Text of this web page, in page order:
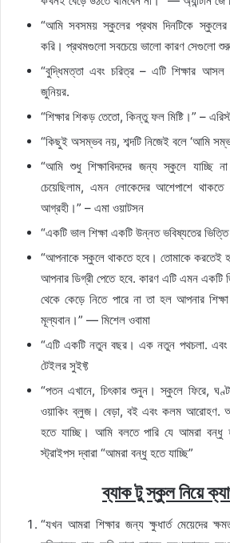
“আমি সবসময় স্কুলের প্রথম দিনটিকে স্কুলের
করি। প্রথমগুলো সবচেয়ে ভালো কারণ সেগুলো
“বুদ্ধিমত্তা এবং চরিত্র – এটি শিক্ষার আসল
জুনিয়র.
“শিক্ষার শিকড় তেতো, কিন্তু ফল মিষ্টি।” –
“কিছুই অসম্ভব নয়, শব্দটি নিজেই বলে ‘আমি
“আমি শুধু শিক্ষাবিদদের জন্য স্কুলে যাচ্ছি
চেয়েছিলাম, এমন লোকেদের আশেপাশে থাকতে
আগ্রহী।” – এমা ওয়াটসন
“একটি ভাল শিক্ষা একটি উন্নত ভবিষ্যতের
“আপনাকে স্কুলে থাকতে হবে। তোমাকে করতেই
আপনার ডিগ্রী পেতে হবে. কারণ এটি এমন একটি
থেকে কেড়ে নিতে পারে না তা হল আপনার
মূল্যবান।” — মিশেল ওবামা
“এটি একটি নতুন বছর। এক নতুন পথচলা. এবং
টেইলর সুইফ্ট
“পতন এখানে, চিৎকার শুনুন। স্কুলে ফিরে,
ওয়াকিং ব্লুজ। বেড়া, বই এবং কলম আরোহণ.
হতে যাচ্ছি। আমি বলতে পারি যে আমরা বন্ধু
স্ট্রাইপস দ্বারা “আমরা বন্ধু হতে যাচ্ছি”
ব্যাক টু স্কুল নিয়ে
“যখন আমরা শিক্ষার জন্য ক্ষুধার্ত মেয়েদের